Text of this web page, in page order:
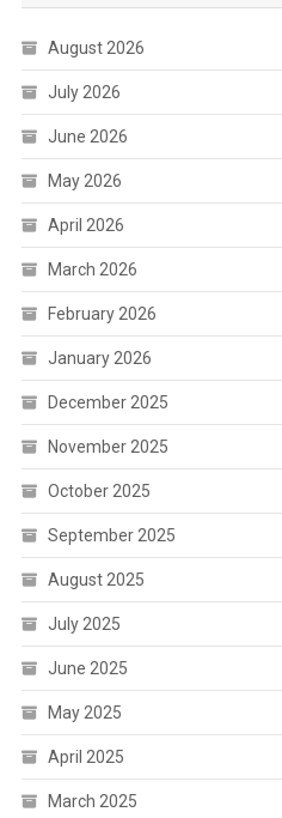
August 2026
July 2026
June 2026
May 2026
April 2026
March 2026
February 2026
January 2026
December 2025
November 2025
October 2025
September 2025
August 2025
July 2025
June 2025
May 2025
April 2025
March 2025